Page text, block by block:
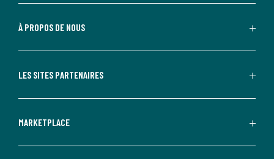
À PROPOS DE NOUS
LES SITES PARTENAIRES
MARKETPLACE